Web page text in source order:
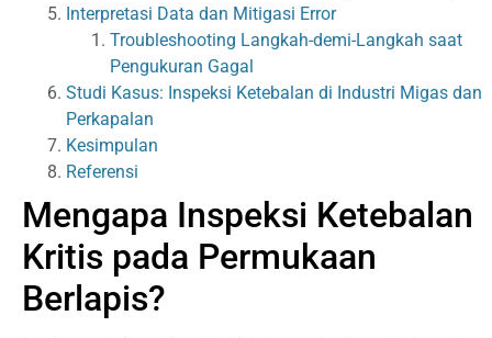
Interpretasi Data dan Mitigasi Error
Troubleshooting Langkah-demi-Langkah saat
Pengukuran Gagal
Studi Kasus: Inspeksi Ketebalan di Industri Migas dan
Perkapalan
Kesimpulan
Referensi
Mengapa Inspeksi Ketebalan
Kritis pada Permukaan
Berlapis?